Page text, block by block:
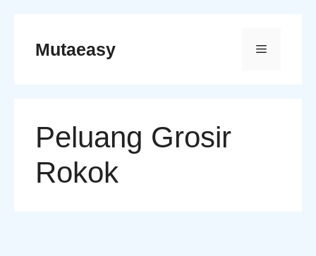
contentMutaeasy Menu
Peluang Grosir
Rokok